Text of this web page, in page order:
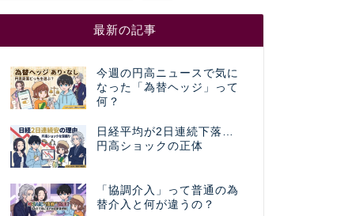
最新の記事
今週の円高ニュースで気に
なった「為替ヘッジ」って
何？
日経平均が2日連続下落…
円高ショックの正体
「協調介入」って普通の為
替介入と何が違うの？